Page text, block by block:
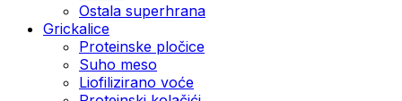
Ostala superhrana
Grickalice
Proteinske pločice
Suho meso
Liofilizirano voće